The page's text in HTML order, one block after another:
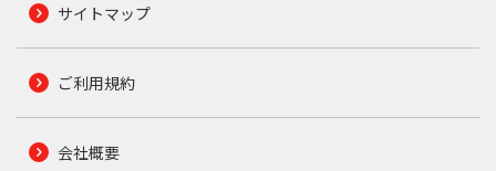
サイトマップ
ご利用規約
会社概要